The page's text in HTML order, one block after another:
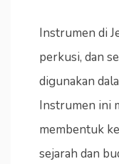
Instrumen di
perkusi, dan
digunakan
Instrumen ini
membentuk
sejarah dan